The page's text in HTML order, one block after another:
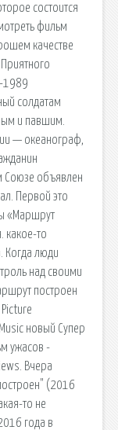
состоится
фильм
качестве
1989
солдатам
и павшим.
— океанограф,
Союзе объявлен
Первой это
«Маршрут
какое-то
Когда люди
над своими
построен
новый Супер
ужасов -
Вчера
(2016
то не
года в